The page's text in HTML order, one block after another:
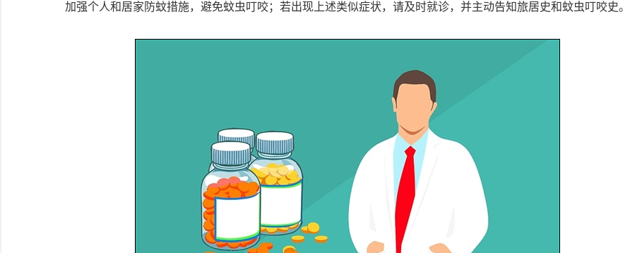
加强个人和居家防蚊措施，避免蚊虫叮咬；若出现上述类似症状，请及时就诊，并主动告知旅居史和蚊虫叮咬史。